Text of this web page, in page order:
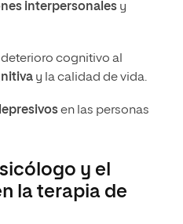
interpersonalesy
cognitivo al
y la calidad de vida.
en las personas
y el
la terapia de